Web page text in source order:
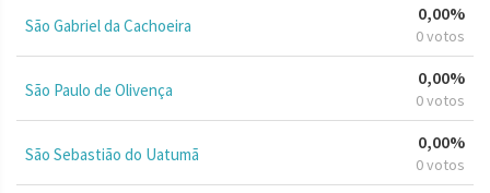
São Gabriel da Cachoeira
0,00%
0 votos
São Paulo de Olivença
0,00%
0 votos
São Sebastião do Uatumã
0,00%
0 votos